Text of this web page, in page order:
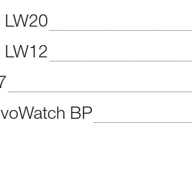
LW20
LW12
BP